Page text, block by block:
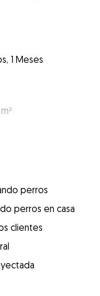
1 Meses
perros
perros en casa
clientes